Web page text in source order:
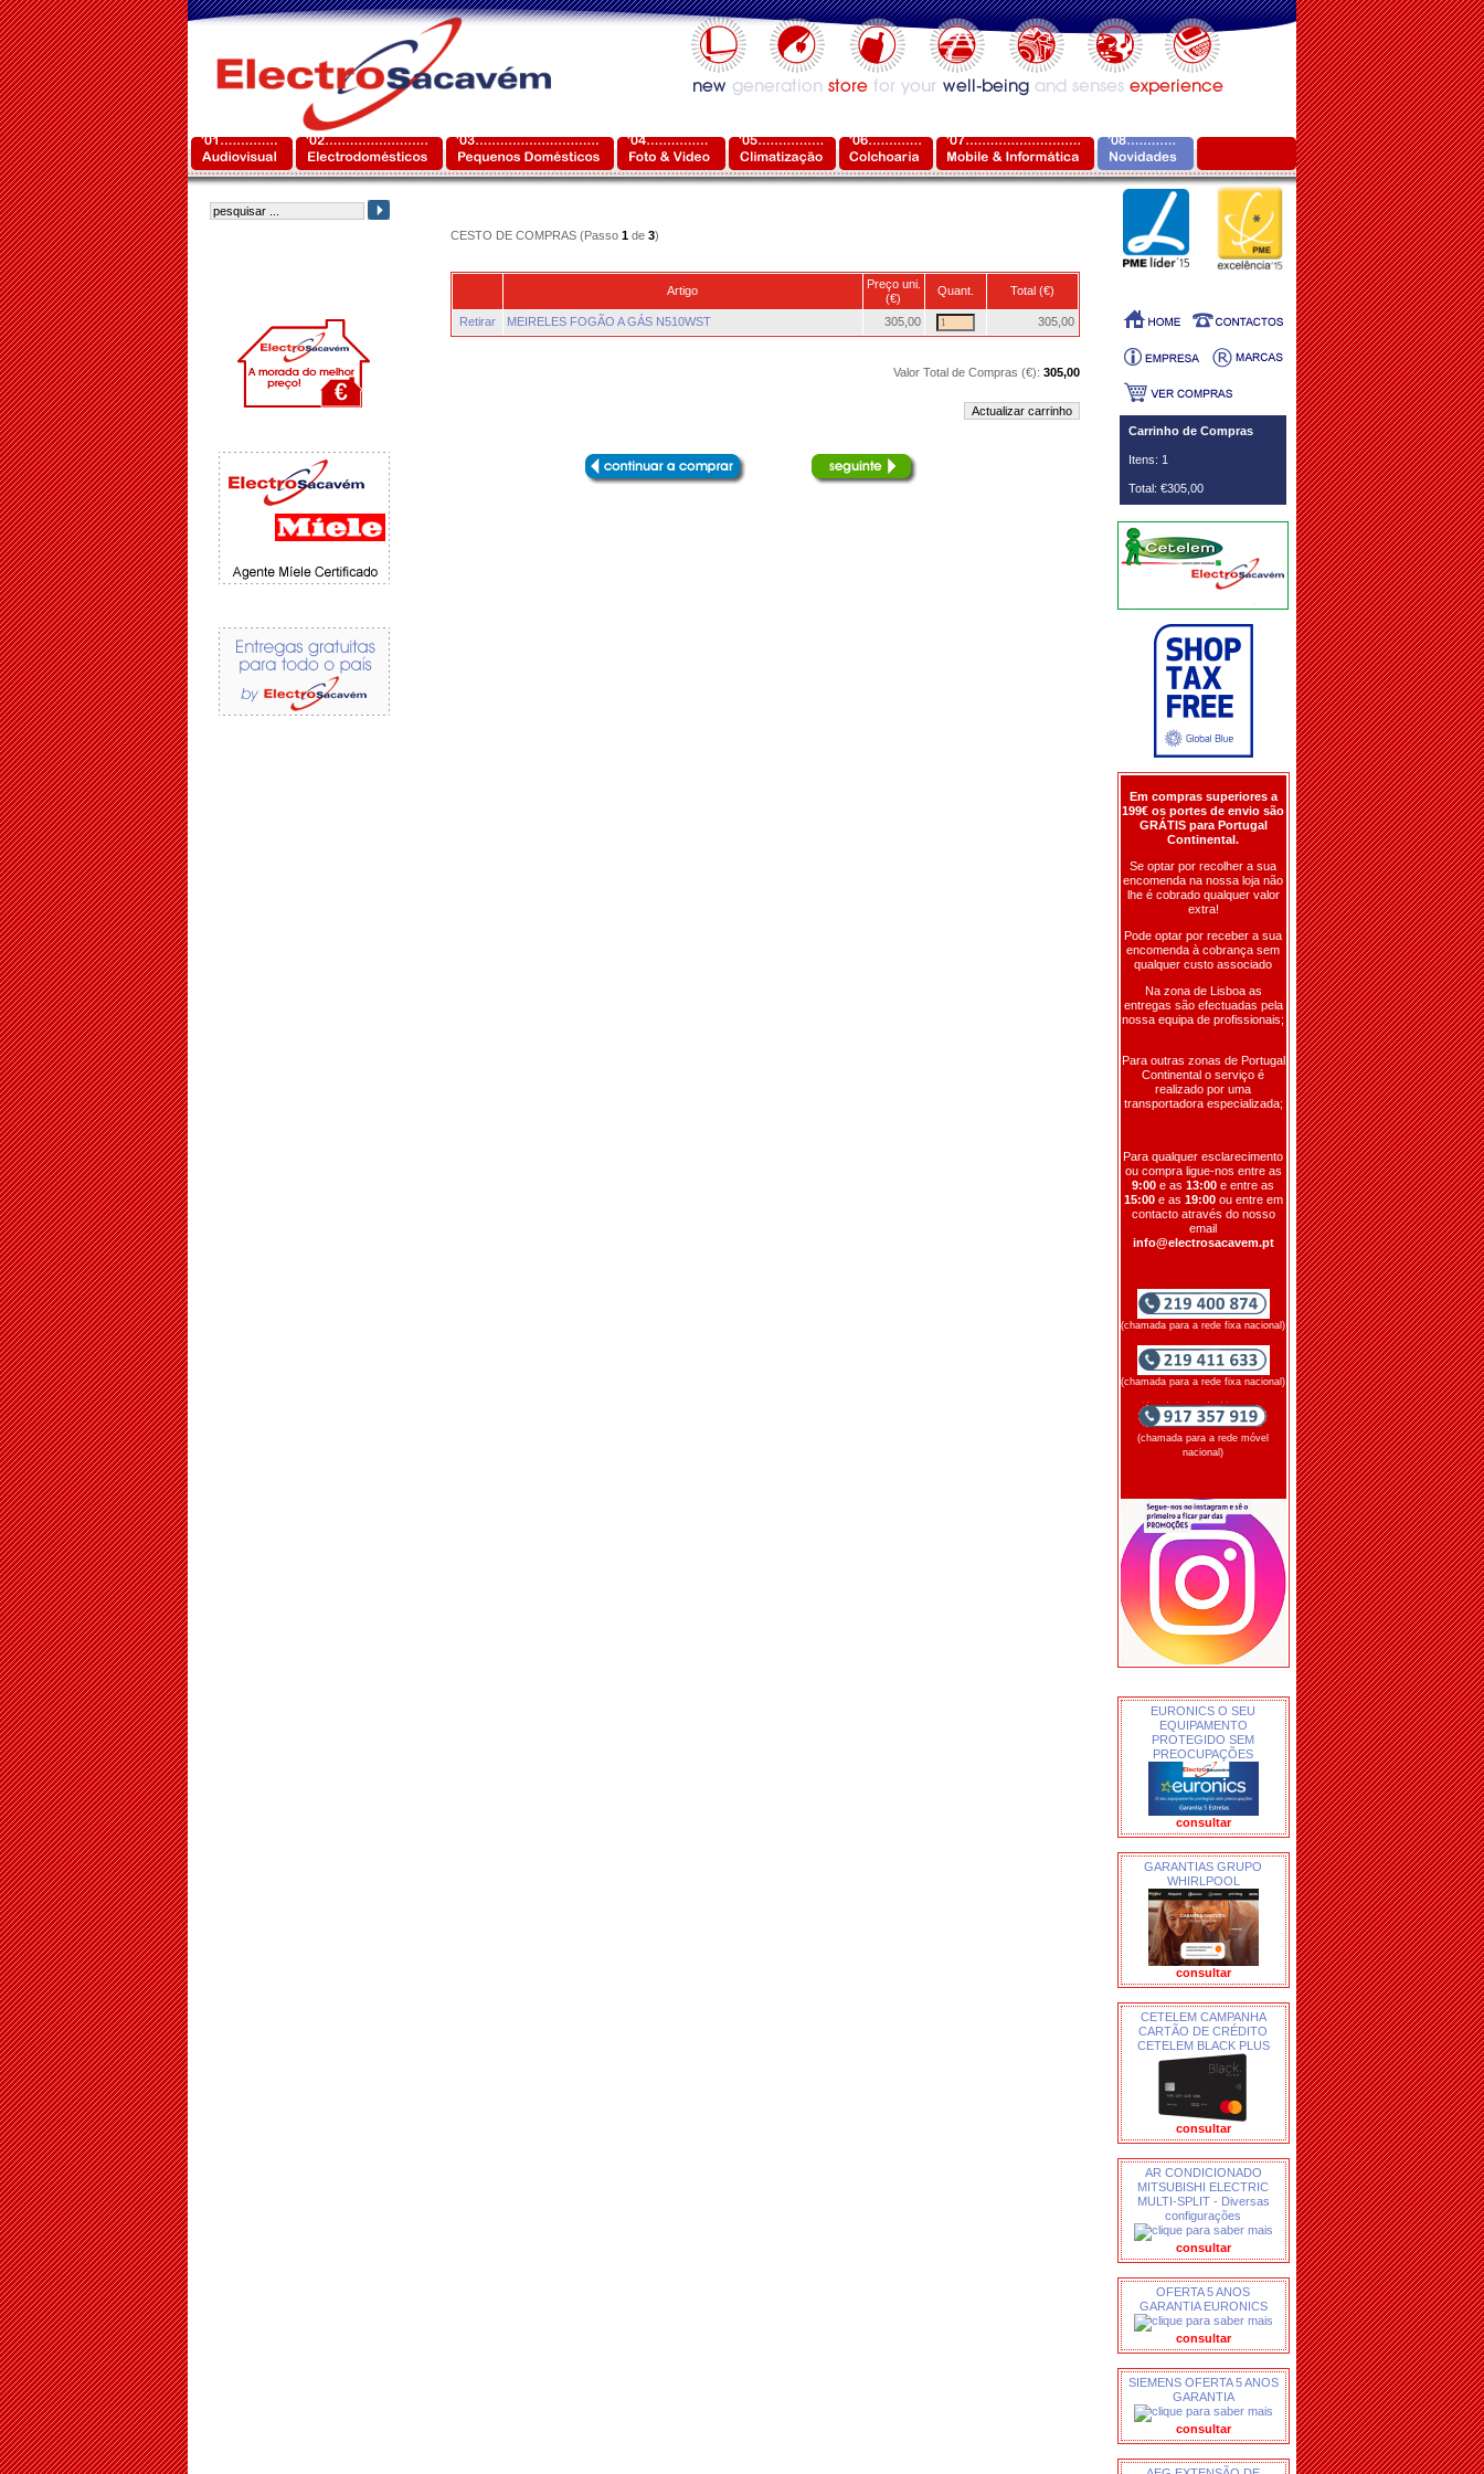
CESTO DE COMPRAS (Passo 1de 3)
Artigo
Preço uni.
(€)
Quant. Total (€)
Retirar MEIRELES FOGÃO A GÁS N510WST 305,00 305,00
Valor Total de Compras (€): 305,00
Actualizar carrinho
Carrinho de Compras
Itens: 1
Total: €305,00
Em compras superiores a
199€ os portes de envio são
GRÁTIS para Portugal
Continental.
Se optar por recolher a sua
encomenda na nossa loja não
lhe é cobrado qualquer valor
extra!
Pode optar por receber a sua
encomenda à cobrança sem
qualquer custo associado
Na zona de Lisboa as
entregas são efectuadas pela
nossa equipa de profissionais;
Para outras zonas de Portugal
Continental o serviço é
realizado por uma
transportadora especializada;
Para qualquer esclarecimento
ou compra ligue-nos entre as
9:00 e as 13:00 e entre as
15:00e as 19:00 ou entre em
contacto através do nosso
email
info@electrosacavem.pt
(chamada para a rede fixa nacional)
(chamada para a rede fixa nacional)
(chamada para a rede móvel
nacional)
EURONICS O SEU
EQUIPAMENTO
PROTEGIDO SEM
PREOCUPAÇÕES
consultar
GARANTIAS GRUPO
WHIRLPOOL
consultar
CETELEM CAMPANHA
CARTÃO DE CRÉDITO
CETELEM BLACK PLUS
consultar
AR CONDICIONADO
MITSUBISHI ELECTRIC
MULTI-SPLIT - Diversas
configurações
consultar
OFERTA 5 ANOS
GARANTIA EURONICS
consultar
SIEMENS OFERTA 5 ANOS
GARANTIA
consultar